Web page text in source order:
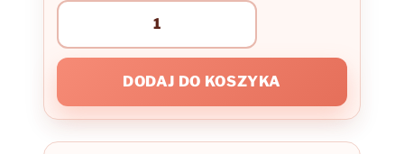
ilość
kart
IRREGULAR
VERBS
DODAJ DO KOSZYKA